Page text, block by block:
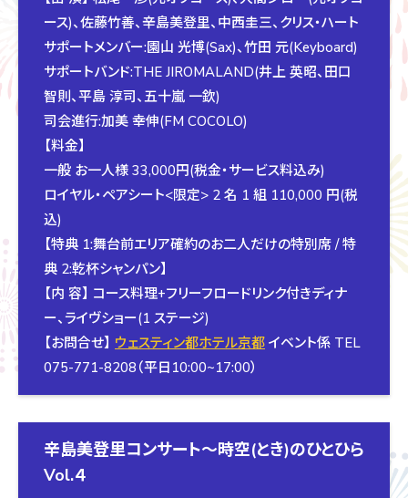
ース)、佐藤竹善、辛島美登里、中西圭三、クリス・ハート
サポートメンバー:園山 光博(Sax)、竹田 元(Keyboard)
サポートバンド:THE JIROMALAND(井上 英昭、田口
智則、平島 淳司、五十嵐 一欽)
司会進行:加美 幸伸(FM COCOLO)
【料金】
一般 お一人様 33,000円(税金・サービス料込み)
ロイヤル・ペアシート<限定> 2 名 1 組 110,000 円(税
込)
【特典 1:舞台前エリア確約のお二人だけの特別席 / 特
典 2:乾杯シャンパン】
【内 容】 コース料理+フリーフロードリンク付きディナ
ー、ライヴショー(1 ステージ)
【お問合せ】 ウェスティン都ホテル京都 イベント係 TEL
075-771-8208（平日10:00~17:00）
辛島美登里コンサート〜時空(とき)のひとひら
Vol.４